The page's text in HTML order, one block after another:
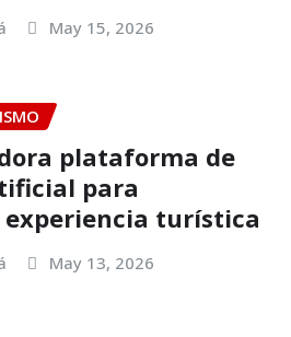
May 15, 2026
plataforma de
para
turística
May 13, 2026